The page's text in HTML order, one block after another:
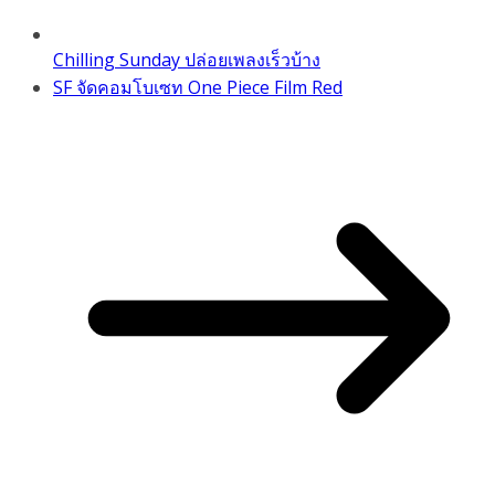
Chilling Sunday ปล่อยเพลงเร็วบ้าง
SF จัดคอมโบเซท One Piece Film Red